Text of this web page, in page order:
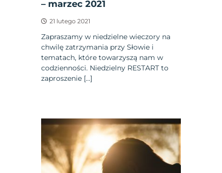
– marzec 2021
21 lutego 2021
Zapraszamy w niedzielne wieczory na
chwilę zatrzymania przy Słowie i
tematach, które towarzyszą nam w
codzienności. Niedzielny RESTART to
zaproszenie […]